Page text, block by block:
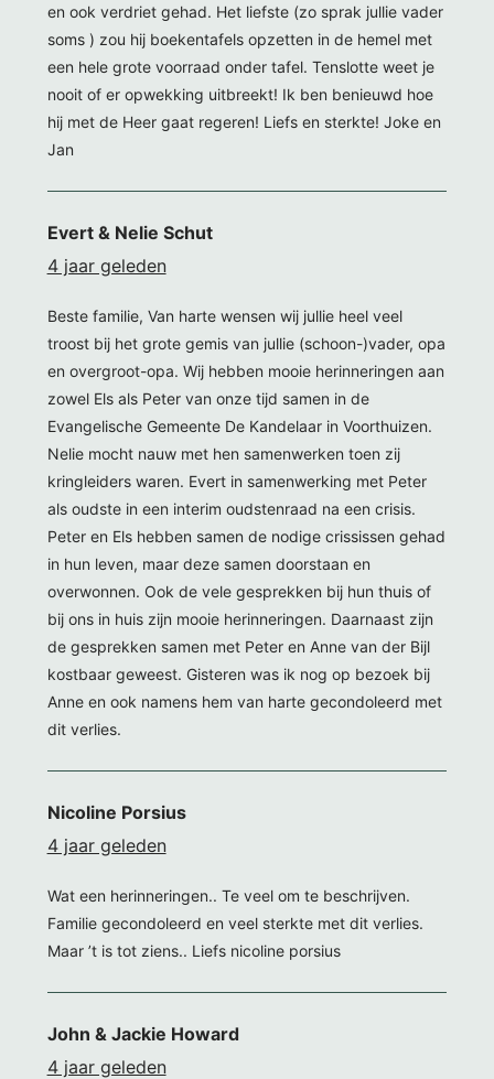
en ook verdriet gehad. Het liefste (zo sprak jullie vader
soms ) zou hij boekentafels opzetten in de hemel met
een hele grote voorraad onder tafel. Tenslotte weet je
nooit of er opwekking uitbreekt! Ik ben benieuwd hoe
hij met de Heer gaat regeren! Liefs en sterkte! Joke en
Jan
Evert & Nelie Schut
4 jaar geleden
Beste familie, Van harte wensen wij jullie heel veel
troost bij het grote gemis van jullie (schoon-)vader, opa
en overgroot-opa. Wij hebben mooie herinneringen aan
zowel Els als Peter van onze tijd samen in de
Evangelische Gemeente De Kandelaar in Voorthuizen.
Nelie mocht nauw met hen samenwerken toen zij
kringleiders waren. Evert in samenwerking met Peter
als oudste in een interim oudstenraad na een crisis.
Peter en Els hebben samen de nodige crississen gehad
in hun leven, maar deze samen doorstaan en
overwonnen. Ook de vele gesprekken bij hun thuis of
bij ons in huis zijn mooie herinneringen. Daarnaast zijn
de gesprekken samen met Peter en Anne van der Bijl
kostbaar geweest. Gisteren was ik nog op bezoek bij
Anne en ook namens hem van harte gecondoleerd met
dit verlies.
Nicoline Porsius
4 jaar geleden
Wat een herinneringen.. Te veel om te beschrijven.
Familie gecondoleerd en veel sterkte met dit verlies.
Maar ’t is tot ziens.. Liefs nicoline porsius
John & Jackie Howard
4 jaar geleden